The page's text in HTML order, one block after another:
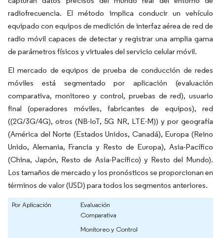
radiofrecuencia. El método implica conducir un vehículo
equipado con equipos de medición de interfaz aérea de red de
radio móvil capaces de detectar y registrar una amplia gama
de parámetros físicos y virtuales del servicio celular móvil.
El mercado de equipos de prueba de conducción de redes
móviles está segmentado por aplicación (evaluación
comparativa, monitoreo y control, pruebas de red), usuario
final (operadores móviles, fabricantes de equipos), red
((2G/3G/4G), otros (NB-IoT, 5G NR, LTE-M)) y por geografía
(América del Norte (Estados Unidos, Canadá), Europa (Reino
Unido, Alemania, Francia y Resto de Europa), Asia-Pacífico
(China, Japón, Resto de Asia-Pacífico) y Resto del Mundo).
Los tamaños de mercado y los pronósticos se proporcionan en
términos de valor (USD) para todos los segmentos anteriores.
Por Aplicación
Evaluación
Comparativa
Monitoreo y Control